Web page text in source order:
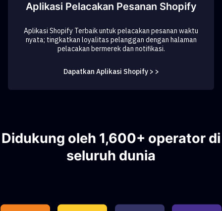
Aplikasi Pelacakan Pesanan Shopify
Aplikasi Shopify Terbaik untuk pelacakan pesanan waktu
nyata; tingkatkan loyalitas pelanggan dengan halaman
pelacakan bermerek dan notifikasi.
Dapatkan Aplikasi Shopify > >
Didukung oleh 1,600+ operator di
seluruh dunia